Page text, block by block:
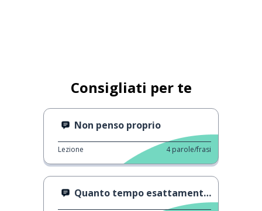
Consigliati per te
Non penso proprio
Lezione 4 parole/frasi
Quanto tempo esattamente?